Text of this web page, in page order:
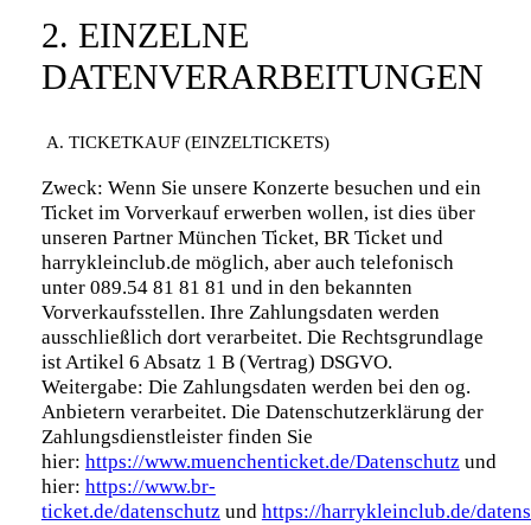
2. EINZELNE
DATENVERARBEITUNGEN
A. TICKETKAUF (EINZELTICKETS)
Zweck: Wenn Sie unsere Konzerte besuchen und ein
Ticket im Vorverkauf erwerben wollen, ist dies über
unseren Partner München Ticket, BR Ticket und
harrykleinclub.de möglich, aber auch telefonisch
unter 089.54 81 81 81 und in den bekannten
Vorverkaufsstellen. Ihre Zahlungsdaten werden
ausschließlich dort verarbeitet. Die Rechtsgrundlage
ist Artikel 6 Absatz 1 B (Vertrag) DSGVO.
Weitergabe: Die Zahlungsdaten werden bei den og.
Anbietern verarbeitet. Die Datenschutzerklärung der
Zahlungsdienstleister finden Sie
hier: https://www.muenchenticket.de/Datenschutz und
hier: https://www.br-
ticket.de/datenschutz und https://harrykleinclub.de/